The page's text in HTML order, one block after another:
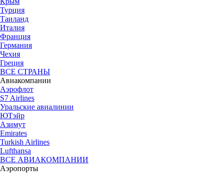
Турция
Таиланд
Италия
Франция
Германия
Чехия
Греция
ВСЕ СТРАНЫ
Авиакомпании
Аэрофлот
S7 Airlines
Уральские авиалинии
ЮТэйр
Азимут
Emirates
Turkish Airlines
Lufthansa
ВСЕ АВИАКОМПАНИИ
Аэропорты